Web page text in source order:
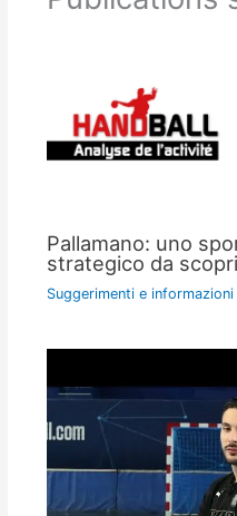
Pallamano: uno
strategico da
Suggerimenti e